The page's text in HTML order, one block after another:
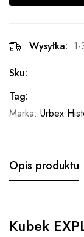
Wysyłka:
Sku:
Tag:
Marka: Urbex
Opis produktu
Kubek